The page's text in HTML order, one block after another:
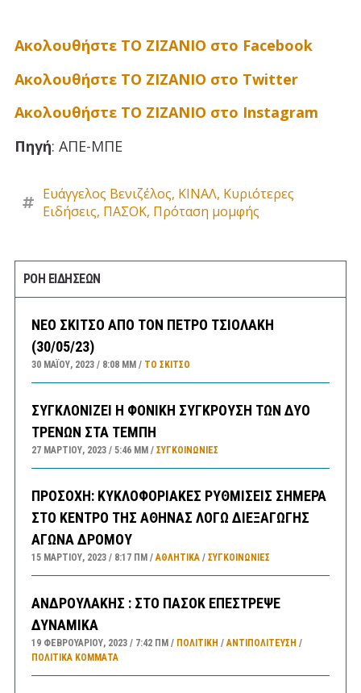
Ακολουθήστε ΤΟ ΖΙΖΑΝΙΟ στο Facebook
Ακολουθήστε ΤΟ ΖΙΖΑΝΙΟ στο Twitter
Ακολουθήστε ΤΟ ΖΙΖΑΝΙΟ στο Instagram
Πηγή: ΑΠΕ-ΜΠΕ
Ευάγγελος Βενιζέλος, ΚΙΝΑΛ, Κυριότερες
Ειδήσεις, ΠΑΣΟΚ, Πρόταση μομφής
ΡΟΗ ΕΙΔΗΣΕΩΝ
ΝΕΟ ΣΚΙΤΣΟ ΑΠΟ ΤΟΝ ΠΕΤΡΟ ΤΣΙΟΛΑΚΗ
(30/05/23)
30 ΜΑΪ́ΟΥ, 2023 8:08 ΜΜ ΤΟ ΣΚΊΤΣΟ
ΣΥΓΚΛΟΝΙΖΕΙ Η ΦΟΝΙΚΗ ΣΥΓΚΡΟΥΣΗ ΤΩΝ ΔΥΟ
ΤΡΕΝΩΝ ΣΤΑ ΤΕΜΠΗ
27 ΜΑΡΤΊΟΥ, 2023 5:46 ΜΜ ΣΥΓΚΟΙΝΩΝΊΕΣ
ΠΡΟΣΟΧΗ: ΚΥΚΛΟΦΟΡΙΑΚΕΣ ΡΥΘΜΙΣΕΙΣ ΣΗΜΕΡΑ
ΣΤΟ ΚΕΝΤΡΟ ΤΗΣ ΑΘΗΝΑΣ ΛΟΓΩ ΔΙΕΞΑΓΩΓΗΣ
ΑΓΩΝΑ ΔΡΟΜΟΥ
15 ΜΑΡΤΊΟΥ, 2023 8:17 ΠΜ ΑΘΛΗΤΙΚΑ/ ΣΥΓΚΟΙΝΩΝΊΕΣ
ΑΝΔΡΟΥΛΑΚΗΣ : ΣΤΟ ΠΑΣΟΚ ΕΠΕΣΤΡΕΨΕ
ΔΥΝΑΜΙΚΑ
19 ΦΕΒΡΟΥΑΡΊΟΥ, 2023 7:42 ΠΜ ΠΟΛΙΤΙΚΗ /ΑΝΤΙΠΟΛΊΤΕΥΣΗ /
ΠΟΛΙΤΙΚΆ ΚΌΜΜΑΤΑ